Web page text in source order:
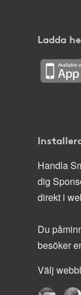
Ladda
Handla
dig
direkt i
Du
besöker
Välj